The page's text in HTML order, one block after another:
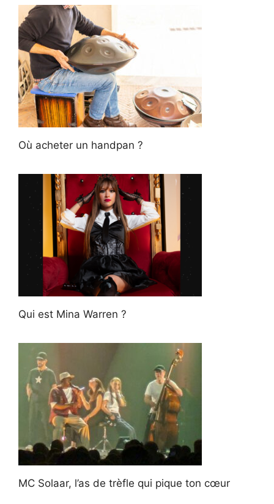
Où acheter un handpan ?
Qui est Mina Warren ?
MC Solaar, l’as de trèfle qui pique ton cœur